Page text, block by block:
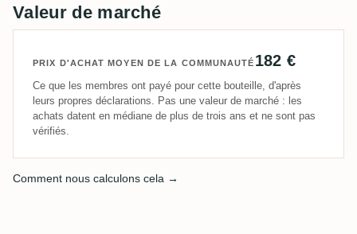
Valeur de marché
PRIX D'ACHAT MOYEN DE LA COMMUNAUTÉ 182 €
Ce que les membres ont payé pour cette bouteille, d'après
leurs propres déclarations. Pas une valeur de marché : les
achats datent en médiane de plus de trois ans et ne sont pas
vérifiés.
Comment nous calculons cela →